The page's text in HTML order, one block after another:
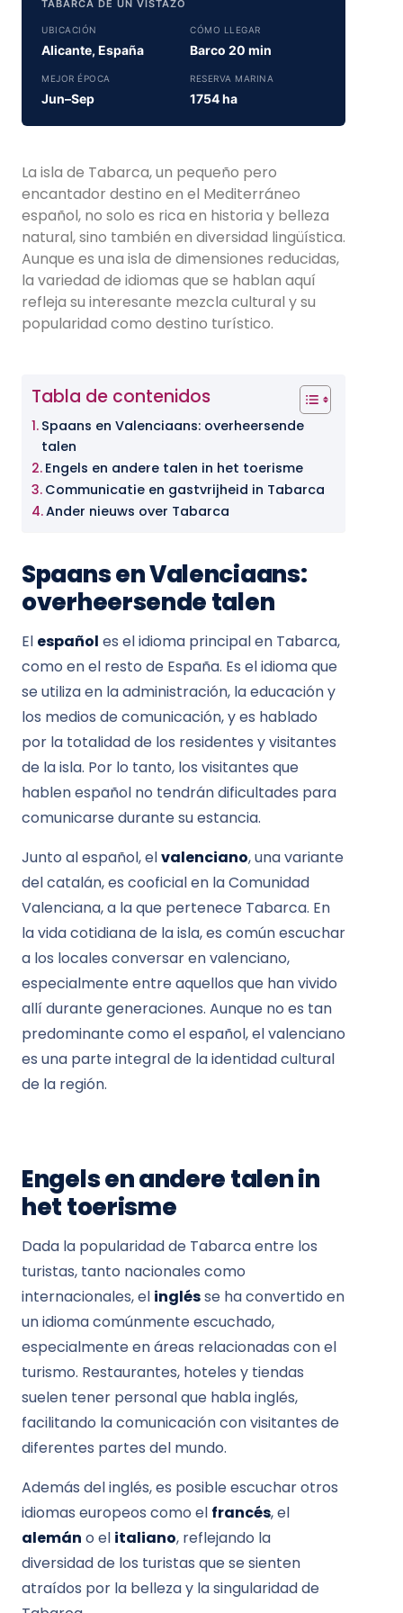
TABARCA DE UN VISTAZO
UBICACIÓN
Alicante, España
CÓMO LLEGAR
Barco 20 min
MEJOR ÉPOCA
Jun–Sep
RESERVA MARINA
1754 ha
La isla de Tabarca, un pequeño pero
encantador destino en el Mediterráneo
español, no solo es rica en historia y belleza
natural, sino también en diversidad lingüística.
Aunque es una isla de dimensiones reducidas,
la variedad de idiomas que se hablan aquí
refleja su interesante mezcla cultural y su
popularidad como destino turístico.
Tabla de contenidos
Spaans en Valenciaans: overheersende
talen
Engels en andere talen in het toerisme
Communicatie en gastvrijheid in Tabarca
Ander nieuws over Tabarca
Spaans en Valenciaans:
overheersende talen
El español es el idioma principal en Tabarca,
como en el resto de España. Es el idioma que
se utiliza en la administración, la educación y
los medios de comunicación, y es hablado
por la totalidad de los residentes y visitantes
de la isla. Por lo tanto, los visitantes que
hablen español no tendrán dificultades para
comunicarse durante su estancia.
Junto al español, elvalenciano, una variante
del catalán, es cooficial en la Comunidad
Valenciana, a la que pertenece Tabarca. En
la vida cotidiana de la isla, es común escuchar
a los locales conversar en valenciano,
especialmente entre aquellos que han vivido
allí durante generaciones. Aunque no es tan
predominante como el español, el valenciano
es una parte integral de la identidad cultural
de la región.
Engels en andere talen in
het toerisme
Dada la popularidad de Tabarca entre los
turistas, tanto nacionales como
internacionales, el inglésse ha convertido en
un idioma comúnmente escuchado,
especialmente en áreas relacionadas con el
turismo. Restaurantes, hoteles y tiendas
suelen tener personal que habla inglés,
facilitando la comunicación con visitantes de
diferentes partes del mundo.
Además del inglés, es posible escuchar otros
idiomas europeos como el francés, el
alemán o el italiano, reflejando la
diversidad de los turistas que se sienten
atraídos por la belleza y la singularidad de